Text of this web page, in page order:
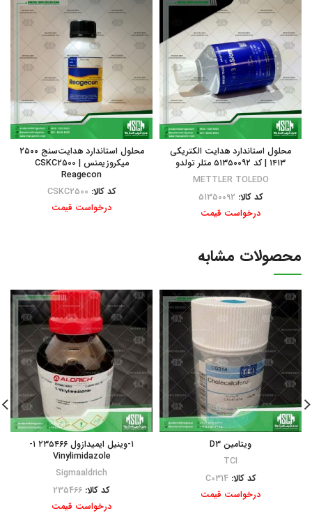
محلول استاندارد هدایت الکتریکی
۱۴۱۳ | کد ۵۱۳۵۰۰۹۲ متلر تولدو
METTLER TOLEDO
کد کالا: 51350092
درخواست قیمت
محلول استاندارد هدایت‌سنج ۲۵۰۰
میکروزیمنس | CSKC2500
Reagecon
کد کالا: CSKC2500
درخواست قیمت
محصولات مشابه
ویتامین D3
TCI
کد کالا:C0314
درخواست قیمت
۱-وینیل ایمیدازول ۲۳۵۴۶۶ ۱-
Vinylimidazole
Sigmaaldrich
کد کالا: 235466
درخواست قیمت